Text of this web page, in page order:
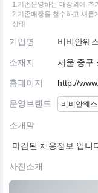
1.기존운영하는 매장외에 추
2.기존매장을 철수하고 새롭
상태
기업명 비비안웨
소재지 서울 중구
홈페이지 http://
운영브랜드 비비안웨
소개말
마감된 채용정보 입니
사진소개